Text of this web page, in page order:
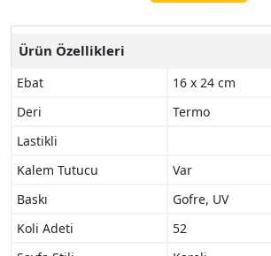
Ürün Özellikleri
Ebat
16 x 24 cm
Deri
Termo
Lastikli
Kalem Tutucu
Var
Baskı
Gofre, UV
Koli Adeti
52